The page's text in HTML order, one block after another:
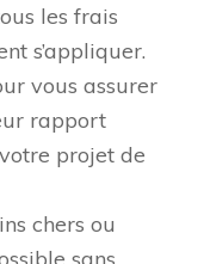
les frais
s’appliquer.
vous assurer
rapport
projet de
chers ou
sans